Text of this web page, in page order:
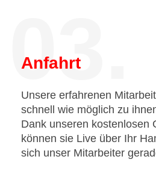
03.
Anfahrt
Unsere erfahrenen
schnell wie möglich zu
Dank unseren kostenlosen
können sie Live über Ihr
sich unser Mitarbeiter